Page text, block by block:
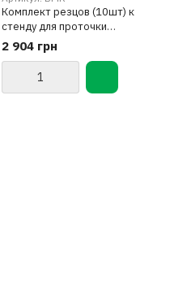
Комплект резцов (10шт) к
стенду для проточки
тормозных дисков AM-
8700/983
2 904 грн